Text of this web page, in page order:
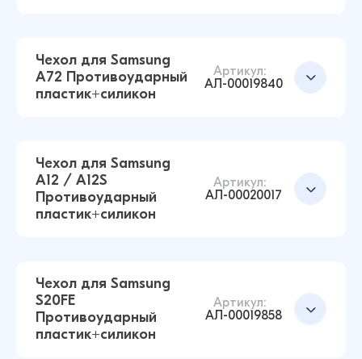
59 ₽24 ₽
Чехол для Samsung A21 Противоударный
Чехол для Samsung
A72 Противоударный
пластик+силикон
Артикул:
АЛ-00019840
Чехол для Samsung A72 Противоударный
пластик+силикон (Прозрачный)
Чехол для Samsung
A12 / A12S
Противоударный
пластик+силикон
Артикул:
АЛ-00020017
Чехол для Samsung
S20FE
Противоударный
пластик+силикон
Артикул:
АЛ-00019858